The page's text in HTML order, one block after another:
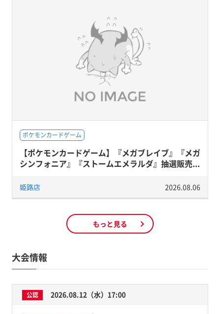
ポケモンカードゲーム
【ポケモンカードゲーム】『メガブレイブ』『メガ
シンフォニア』『ストームエメラルダ』抽選販売...
姫路店 2026.08.06
もっと見る
大会情報
公認 2026.08.12（水）17:00